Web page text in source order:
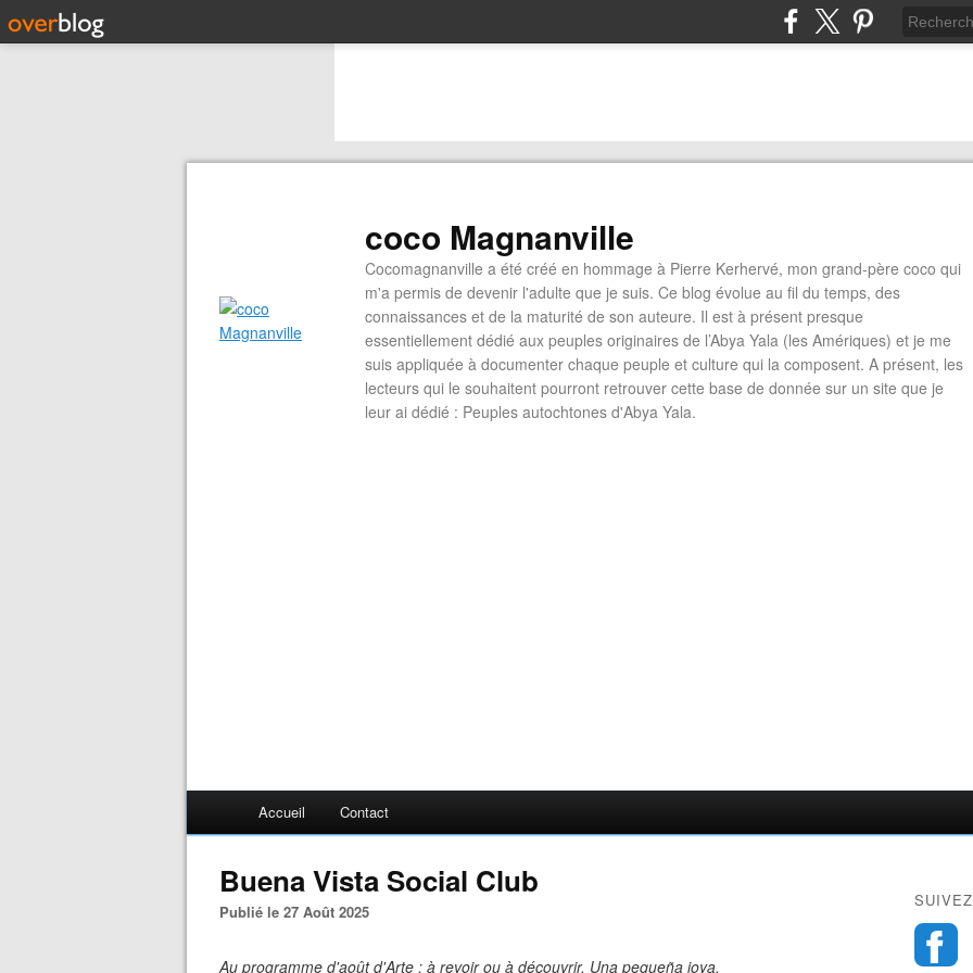
coco Magnanville
Cocomagnanville a été créé en hommage à Pierre Kerhervé, mon grand-père coco qui
m'a permis de devenir l'adulte que je suis. Ce blog évolue au fil du temps, des
connaissances et de la maturité de son auteure. Il est à présent presque
essentiellement dédié aux peuples originaires de l’Abya Yala (les Amériques) et je me
suis appliquée à documenter chaque peuple et culture qui la composent. A présent, les
lecteurs qui le souhaitent pourront retrouver cette base de donnée sur un site que je
leur ai dédié : Peuples autochtones d'Abya Yala.
Accueil Contact
Buena Vista Social Club
Publié le 27 Août 2025
Au programme d'août d'Arte : à revoir ou à découvrir. Una pequeña joya.